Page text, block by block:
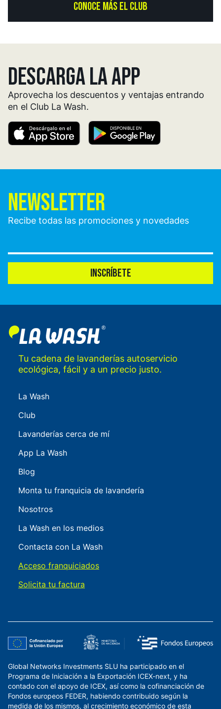
CONOCE MÁS EL CLUB
DESCARGA LA APP
Aprovecha los descuentos y ventajas entrando
en el Club La Wash.
NEWSLETTER
Recibe todas las promociones y novedades
INSCRÍBETE
Tu cadena de lavanderías autoservicio
ecológica, fácil y a un precio justo.
La Wash
Club
Lavanderías cerca de mí
App La Wash
Blog
Monta tu franquicia de lavandería
Nosotros
La Wash en los medios
Contacta con La Wash
Acceso franquiciados
Solicita tu factura
Global Networks Investments SLU ha participado en el
Programa de Iniciación a la Exportación ICEX-next, y ha
contado con el apoyo de ICEX, así como la cofinanciación de
Fondos europeos FEDER, habiendo contribuido según la
medida de los mismos, al crecimiento económico de esta